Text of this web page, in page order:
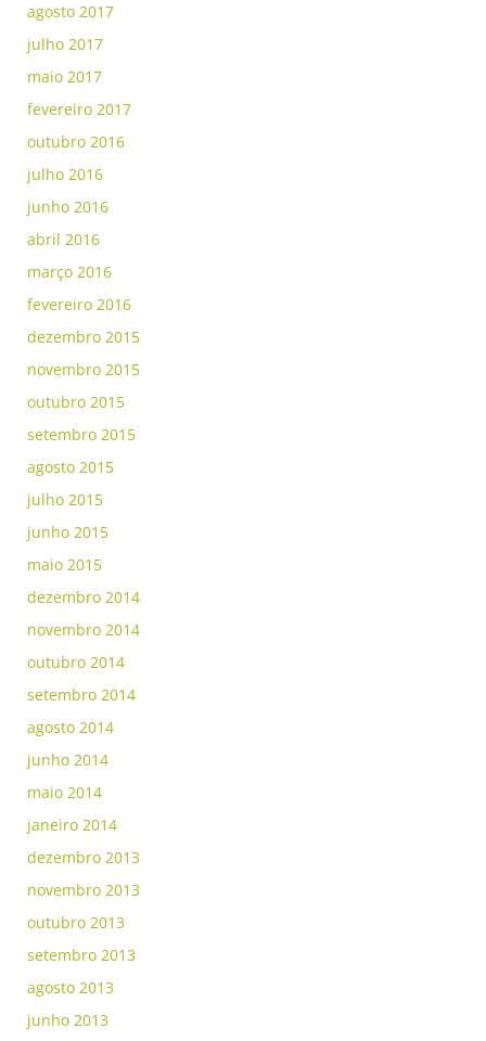
agosto 2017
julho 2017
maio 2017
fevereiro 2017
outubro 2016
julho 2016
junho 2016
abril 2016
março 2016
fevereiro 2016
dezembro 2015
novembro 2015
outubro 2015
setembro 2015
agosto 2015
julho 2015
junho 2015
maio 2015
dezembro 2014
novembro 2014
outubro 2014
setembro 2014
agosto 2014
junho 2014
maio 2014
janeiro 2014
dezembro 2013
novembro 2013
outubro 2013
setembro 2013
agosto 2013
junho 2013